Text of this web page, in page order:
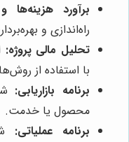
برآورد هزینه‌ها
راه‌اندازی و
تحلیل مالی پروژه:
با استفاده از
برنامه بازاریابی:
محصول یا خدمت.
برنامه عملیاتی: